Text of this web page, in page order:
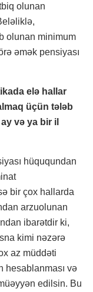
olunan
olunan minimum
əmək pensiyası
elə hallar
üçün tələb
və ya bir il
hüququndan
bir çox hallarda
arzuolunan
ibarətdir ki,
kimi nəzərə
az müddəti
hesablanması və
edilsin. Bu